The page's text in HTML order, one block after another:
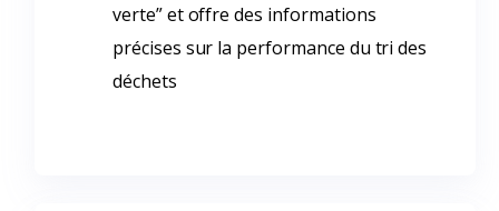
verte” et offre des informations
précises sur la performance du tri des
déchets